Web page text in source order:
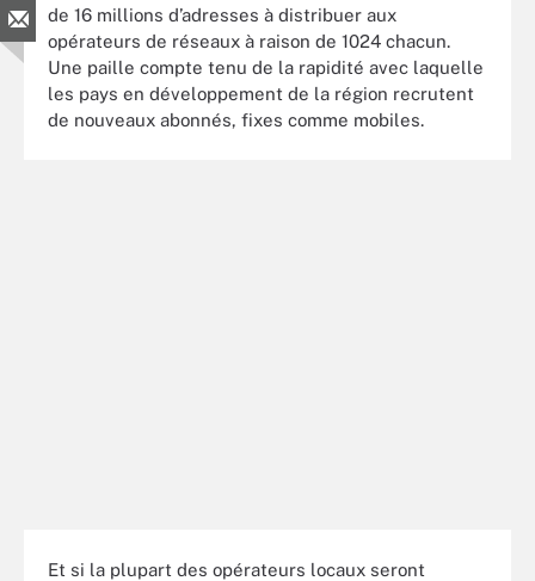
de 16 millions d’adresses à distribuer aux
opérateurs de réseaux à raison de 1024 chacun.
Une paille compte tenu de la rapidité avec laquelle
les pays en développement de la région recrutent
de nouveaux abonnés, fixes comme mobiles.
Et si la plupart des opérateurs locaux seront